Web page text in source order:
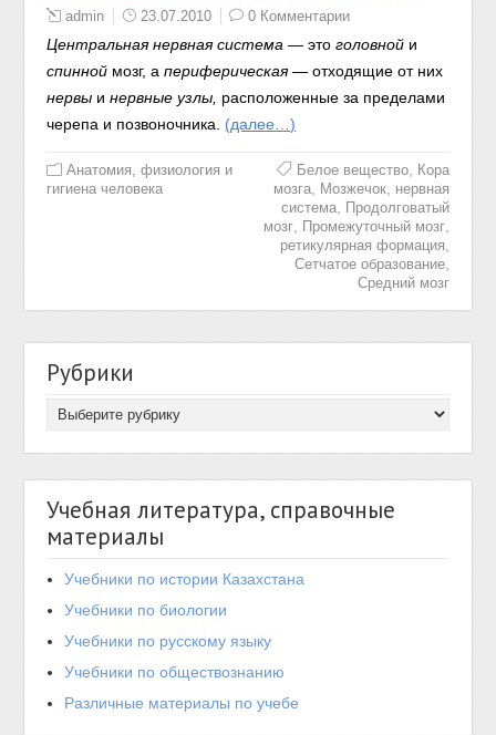
admin 23.07.2010 0 Комментарии
Центральная нервная система — это головной и
спинной мозг, а периферическая— отходящие от них
нервы и нервные узлы, расположенные за пределами
черепа и позвоночника. (далее…)
Анатомия, физиология и
гигиена человека
Белое вещество,
Кора
мозга, Мозжечок, нервная
система,
Продолговатый
мозг, Промежуточный мозг,
ретикулярная формация
Сетчатое образование,
Средний мозг
Рубрики
Учебная литература, справочные
материалы
Учебники по истории Казахстана
Учебники по биологии
Учебники по русскому языку
Учебники по обществознанию
Различные материалы по учебе